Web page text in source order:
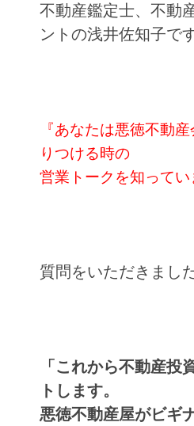
不動産鑑定士、不動
ントの浅井佐知子です
『あなたは悪徳不動
りつける時の
営業トークを知ってい
質問をいただきました
「これから不動産投
トします。
悪徳不動産屋がビギ